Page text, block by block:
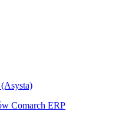
Comarch ERP